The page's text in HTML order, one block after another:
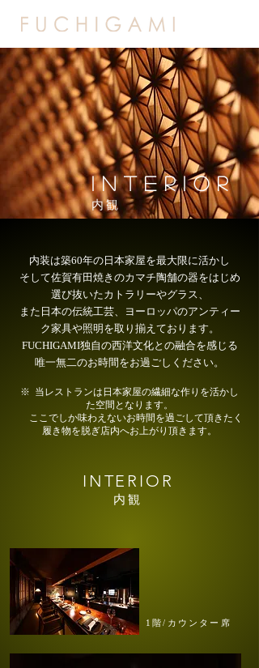
​INTERIOR
​内観
内装は築60年の日本家屋を最大限に活かし
そして佐賀有田焼きのカマチ陶舗の器をはじめ
選び抜いたカトラリーやグラス、
また日本の伝統工芸、ヨーロッパのアンティー
ク家具や照明 を取り揃えております。
FUCHIGAMI独自の西洋文化との融合を感じる
唯一無二のお時間をお過ごしください。
※ 当レストランは日本家屋の繊細な作りを活かし
た空間となります。
ここでしか味わえないお時間を過ごして頂きたく
履き物を脱ぎ店内へお上がり頂きます。
​INTERIOR
内観
1階/カウンター席